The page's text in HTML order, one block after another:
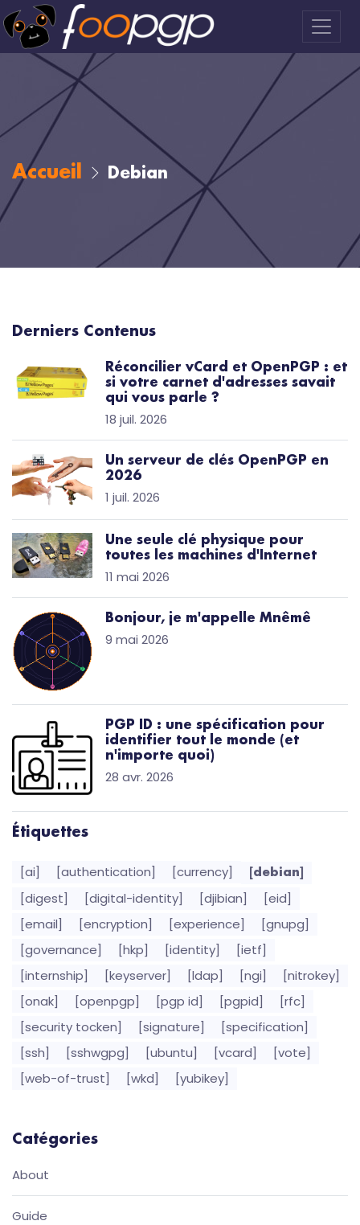
Accueil Debian
Derniers Contenus
Réconcilier vCard et OpenPGP : et
si votre carnet d'adresses savait
qui vous parle ?
18 juil. 2026
Un serveur de clés OpenPGP en
2026
1 juil. 2026
Une seule clé physique pour
toutes les machines d'Internet
11 mai 2026
Bonjour, je m'appelle Mnêmê
9 mai 2026
PGP ID : une spécification pour
identifier tout le monde (et
n'importe quoi)
28 avr. 2026
Étiquettes
[ai] [authentication] [currency] [debian]
[digest] [digital-identity] [djibian]
[eid]
[email]
[encryption] [experience]
[gnupg]
[governance]
[hkp] [identity]
[ietf]
[internship]
[keyserver] [ldap] [ngi]
[nitrokey]
[onak]
[openpgp] [pgp id] [pgpid]
[rfc]
[security tocken]
[signature]
[specification]
[ssh]
[sshwgpg] [ubuntu] [vcard]
[vote]
[web-of-trust]
[wkd] [yubikey]
Catégories
About
Guide